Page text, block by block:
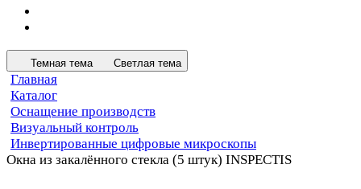
Темная тема Светлая тема
Главная
Каталог
Оснащение производств
Визуальный контроль
Инвертированные цифровые микроскопы
Окна из закалённого стекла (5 штук) INSPECTIS